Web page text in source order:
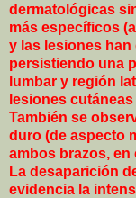
dermatológicas
más específicos
y las lesiones
persistiendo una
lumbar y región
lesiones
También se
duro (de aspecto
ambos brazos,
La desaparición
evidencia la